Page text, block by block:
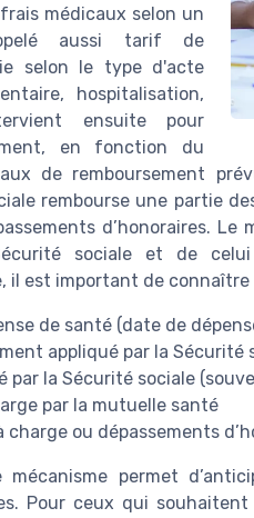
médicaux selon un
aussi tarif de
selon le type d'acte
hospitalisation,
ensuite pour
en fonction du
de remboursement
rembourse une partie
d’honoraires.
sociale et de
il est important de connaître
de santé (date de
appliqué par la Sécurité
par la Sécurité sociale
par la mutuelle santé
charge ou dépassements
mécanisme permet
Pour ceux qui